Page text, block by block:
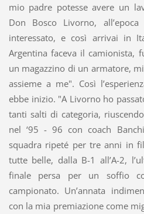
mio padre potesse avere un
Don Bosco Livorno,
interessato, e così arrivai in
Argentina faceva il camionista,
un magazzino di un armatore,
assieme a me". Così
ebbe inizio. "A Livorno ho
tanti salti di categoria,
nel ‘95 - 96 con coach
squadra ripeté per tre anni in
tutte belle, dalla B-1 all’A-2,
finale persa per un soffio
campionato. Un’annata
con la mia premiazione come